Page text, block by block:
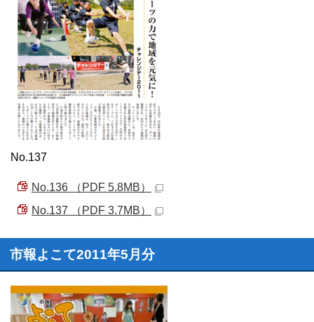
No.137
No.136 （PDF 5.8MB）
No.137 （PDF 3.7MB）
市報よこて2011年5月分